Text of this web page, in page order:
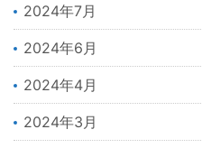
2024年7月
2024年6月
2024年4月
2024年3月